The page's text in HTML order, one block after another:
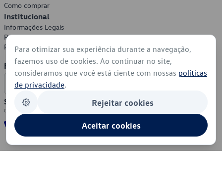
Como comprar
Institucional
Informações Legais
Política de Privacidade
Política de Cookies
Formas de Pagamento
Segurança
Para otimizar sua experiência durante a navegação,
fazemos uso de cookies. Ao continuar no site,
consideramos que você está ciente com nossas políticas
de privacidade.
Rejeitar cookies
Aceitar cookies